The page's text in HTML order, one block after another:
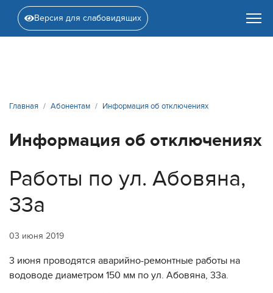
Версия для слабовидящих
Главная Абонентам Информация об отключениях
Информация об отключениях
Работы по ул. Абовяна,
33а
03 июня 2019
3 июня проводятся аварийно-ремонтные работы на
водоводе диаметром 150 мм по ул. Абовяна, 33а.